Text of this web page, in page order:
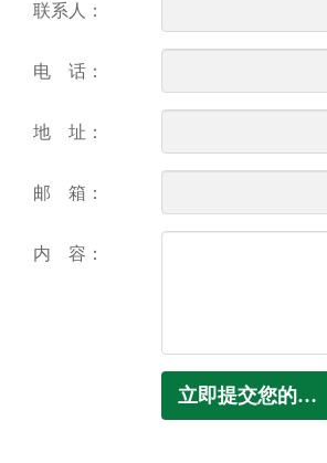
联系人：
电 话：
地 址：
邮 箱：
内 容：
立即提交您的信息